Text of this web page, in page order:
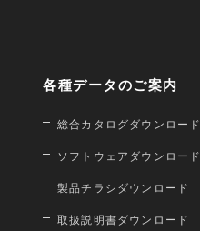
各種データのご案内
総合カタログダウンロード
ソフトウェアダウンロード
製品チラシダウンロード
取扱説明書ダウンロード